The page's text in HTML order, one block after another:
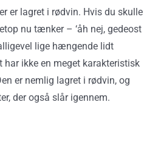
er lagret i rødvin. Hvis du skulle
nu tænker – ‘åh nej, gedeost
lige hængende lidt
har ikke en meget karakteristisk
er nemlig lagret i rødvin, og
der også slår igennem.